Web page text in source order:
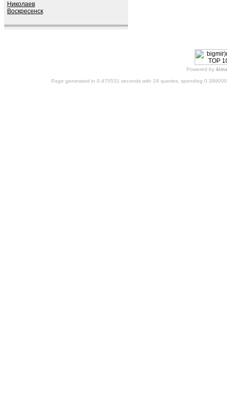
Николаев
Воскресенск
Powered by
Page generated in 0.470531 seconds with 24 queries, spending